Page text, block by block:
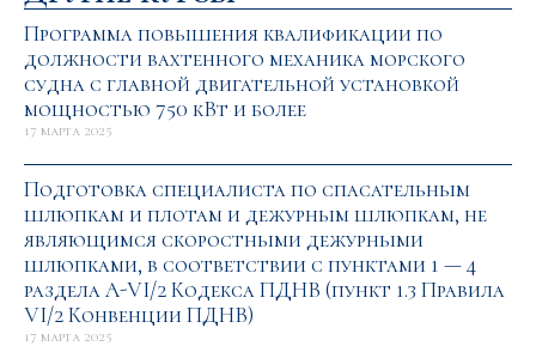
Программа повышения квалификации по
должности вахтенного механика морского
судна с главной двигательной установкой
мощностью 750 кВт и более
17 марта 2025
Подготовка специалиста по спасательным
шлюпкам и плотам и дежурным шлюпкам, не
являющимся скоростными дежурными
шлюпками, в соответствии с пунктами 1 — 4
раздела A-VI/2 Кодекса ПДНВ (пункт 1.3 Правила
VI/2 Конвенции ПДНВ)
17 марта 2025